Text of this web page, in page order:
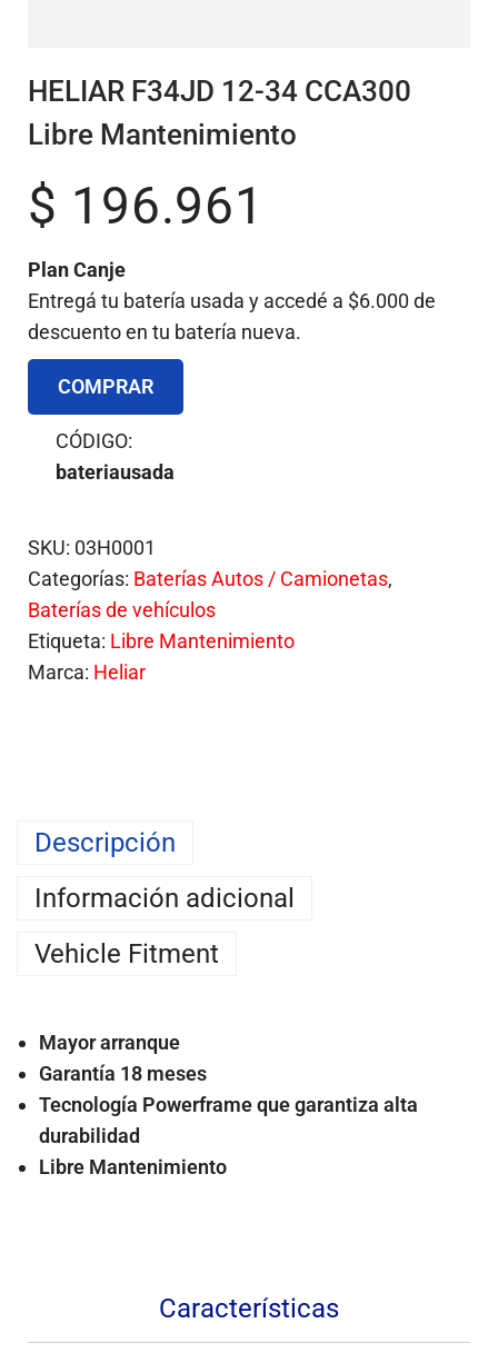
HELIAR F34JD 12-34 CCA300
Libre Mantenimiento
$ 196.961
Plan Canje
Entregá tu batería usada y accedé a $6.000 de
descuento en tu batería nueva.
COMPRAR
CÓDIGO:
bateriausada
SKU: 03H0001
Categorías: Baterías Autos / Camionetas,
Baterías de vehículos
Etiqueta: Libre Mantenimiento
Marca: Heliar
Descripción
Información adicional
Vehicle Fitment
Mayor arranque
Garantía 18 meses
Tecnología Powerframe que garantiza alta
durabilidad
Libre Mantenimiento
Características